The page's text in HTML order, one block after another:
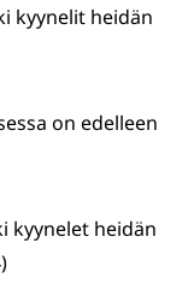
kyynelit heidän
on edelleen
kyynelet heidän